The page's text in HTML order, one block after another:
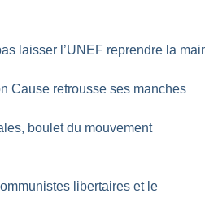
laisser l’UNEF reprendre la
Cause retrousse ses manches
boulet du mouvement
libertaires et le